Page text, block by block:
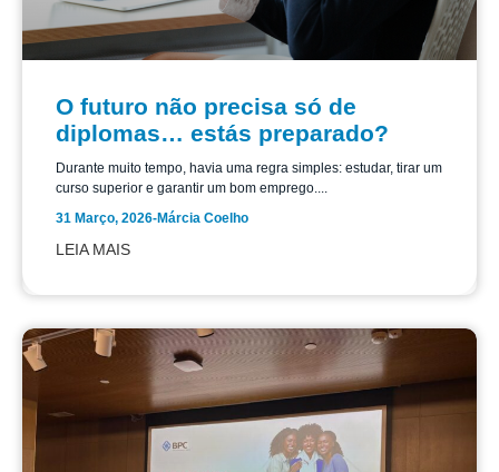
O futuro não precisa só de
diplomas… estás preparado?
Durante muito tempo, havia uma regra simples: estudar, tirar um
curso superior e garantir um bom emprego....
31 Março, 2026-Márcia Coelho
LEIA MAIS